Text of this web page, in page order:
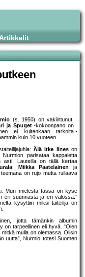
Artikkelit
(s. 1950) on vakiintunut.
ja Spuget-kokoonpano on
ei kuitenkaan tarkoita
kuin 10 vuoteen.
Älä itke Iineson
Nurmion parisataa kappaletta
asti. Lauteilla on tällä kertaa
, Miikka Paatelainen ja
on rujo mutta rullaava
Mun mielestä tässä on kyse
eri suunnasta ja eri valossa.”
kysyttiin miksi taiteilija on
jotta tämänkin albumin
on tarpeellinen eli hyvä. “Olen
mitkä mulla on olemassa. Olisin
uutta”, Nurmio totesi Suomen